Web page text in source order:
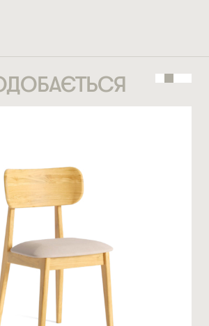
ці стільці також підійдуть для
конструкція та сучасний
з найтвердіших і найміцніших,
дерева стійкі до утворення
сколів. За належного догляду
функціональними та
після кількох десятків років
SOFT» має продуману
користування ним комфортним і
передбачено:
* — обов’язкові поля
погоджуєтеся на обробку